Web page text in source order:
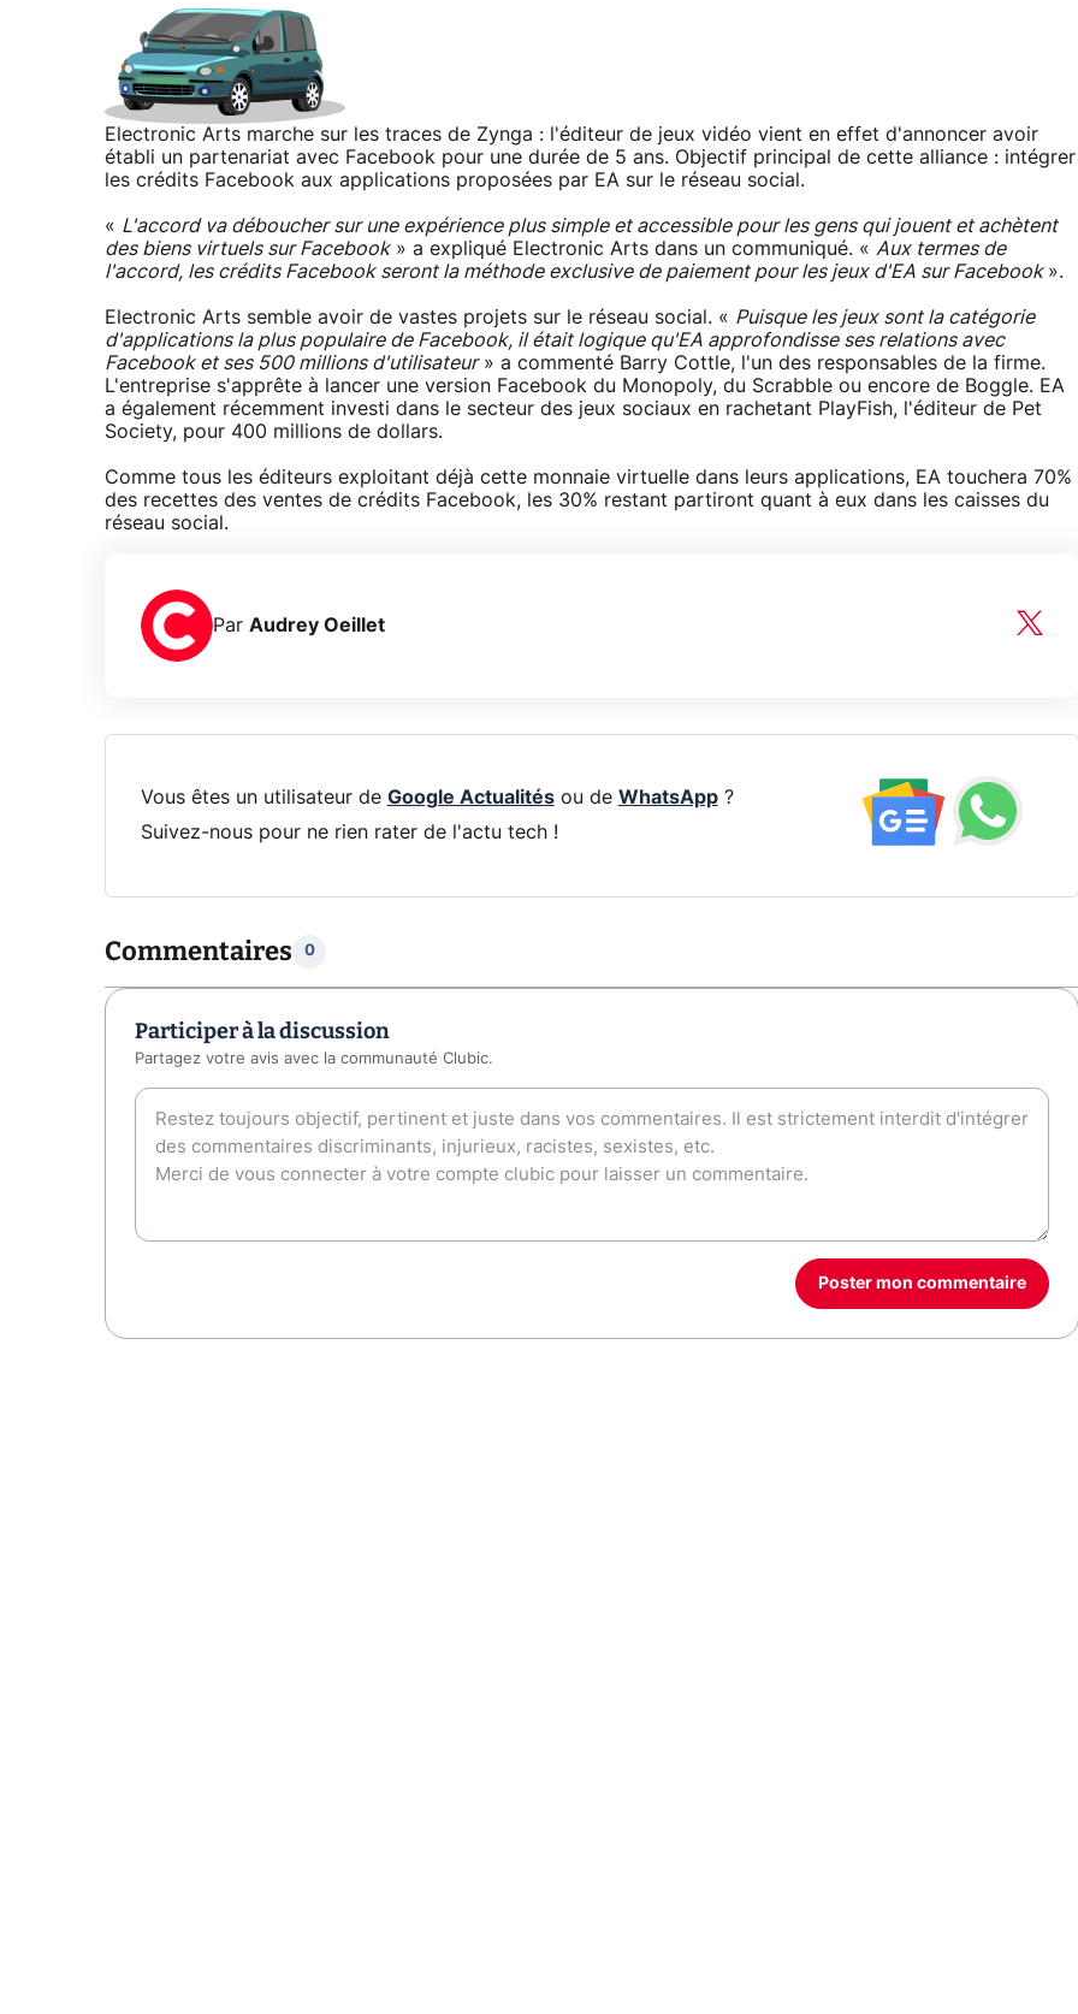
Electronic Arts marche sur les traces de Zynga : l'éditeur de jeux vidéo vient en effet d'annoncer avoir
établi un partenariat avec Facebook pour une durée de 5 ans. Objectif principal de cette alliance : intégrer
les crédits Facebook aux applications proposées par EA sur le réseau social.
« L'accord va déboucher sur une expérience plus simple et accessible pour les gens qui jouent et achètent
des biens virtuels sur Facebook» a expliqué Electronic Arts dans un communiqué. « Aux termes de
l'accord, les crédits Facebook seront la méthode exclusive de paiement pour les jeux d'EA sur Facebook ».
Electronic Arts semble avoir de vastes projets sur le réseau social. « Puisque les jeux sont la catégorie
d'applications la plus populaire de Facebook, il était logique qu'EA approfondisse ses relations avec
Facebook et ses 500 millions d'utilisateur» a commenté Barry Cottle, l'un des responsables de la firme.
L'entreprise s'apprête à lancer une version Facebook du Monopoly, du Scrabble ou encore de Boggle. EA
a également récemment investi dans le secteur des jeux sociaux en rachetant PlayFish, l'éditeur de Pet
Society, pour 400 millions de dollars.
Comme tous les éditeurs exploitant déjà cette monnaie virtuelle dans leurs applications, EA touchera 70%
des recettes des ventes de crédits Facebook, les 30% restant partiront quant à eux dans les caisses du
réseau social.
Par Audrey Oeillet
Vous êtes un utilisateur de Google Actualitésou de WhatsApp?
Suivez-nous pour ne rien rater de l'actu tech !
Commentaires 0
Participer à la discussion
Partagez votre avis avec la communauté Clubic.
Poster mon commentaire